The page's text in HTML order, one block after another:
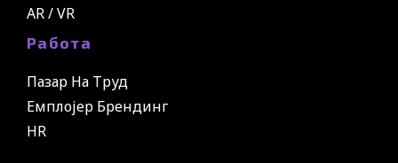
AR / VR
Работа
Пазар На Труд
Емплојер Брендинг
HR